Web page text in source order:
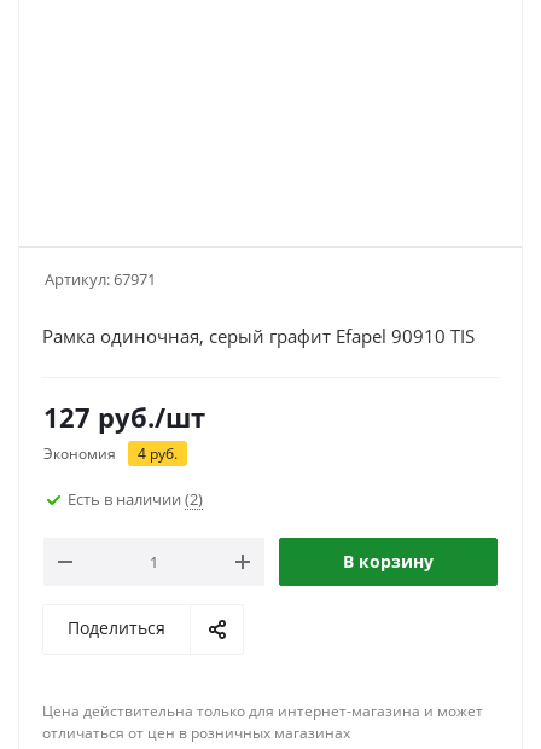
Артикул:67971
Рамка одиночная, серый графит Efapel 90910 TIS
127 руб./шт
Экономия 4 руб.
Есть в наличии (2)
В корзину
Поделиться
Цена действительна только для интернет-магазина и может
отличаться от цен в розничных магазинах